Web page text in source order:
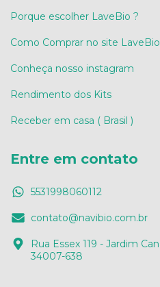
Porque escolher LaveBio ?
Como Comprar no site LaveBio
Conheça nosso instagram
Rendimento dos Kits
Receber em casa ( Brasil )
Entre em contato
5531998060112
contato@navibio.com.br
Rua Essex 119 - Jardim
34007-638